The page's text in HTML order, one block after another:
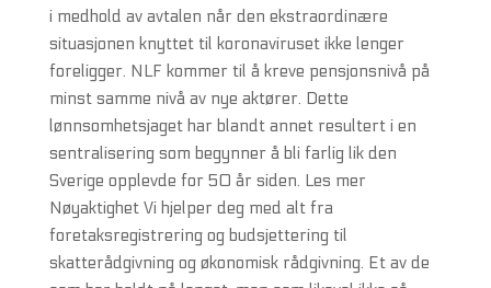
i medhold av avtalen når den ekstraordinære
situasjonen knyttet til koronaviruset ikke lenger
foreligger. NLF kommer til å kreve pensjonsnivå på
minst samme nivå av nye aktører. Dette
lønnsomhetsjaget har blandt annet resultert i en
sentralisering som begynner å bli farlig lik den
Sverige opplevde for 50 år siden. Les mer
Nøyaktighet Vi hjelper deg med alt fra
foretaksregistrering og budsjettering til
skatterådgivning og økonomisk rådgivning. Et av de